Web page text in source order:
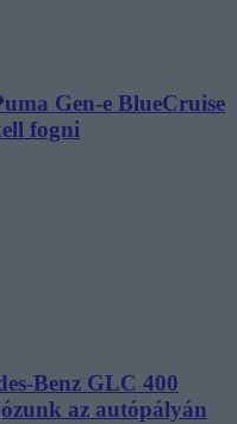
Gen-e BlueCruise
fogni
Benz GLC 400
az autópályán